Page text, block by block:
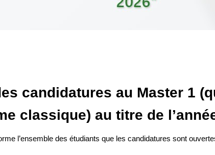
candidatures au Master 1
classique) au titre de
l’ensemble des étudiants que les candidatures sont